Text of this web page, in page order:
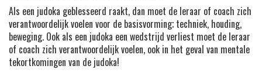
Als een judoka geblesseerd raakt, dan moet de leraar of coach zich
verantwoordelijk voelen voor de basisvorming; techniek, houding,
beweging. Ook als een judoka een wedstrijd verliest moet de leraar
of coach zich verantwoordelijk voelen, ook in het geval van mentale
tekortkomingen van de judoka!